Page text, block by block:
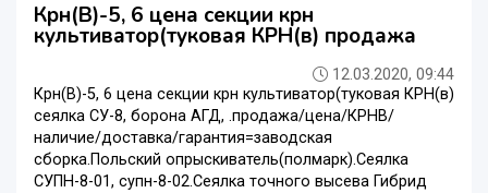
Крн(В)-5, 6 цена секции крн
культиватор(туковая КРН(в) продажа
12.03.2020, 09:44
Крн(В)-5, 6 цена секции крн культиватор(туковая КРН(в)
сеялка СУ-8, борона АГД, .продажа/цена/КРНВ/
наличие/доставка/гарантия=заводская
сборка.Польский опрыскиватель(полмарк).Сеялка
СУПН-8-01, супн-8-02.Сеялка точного высева Гибрид